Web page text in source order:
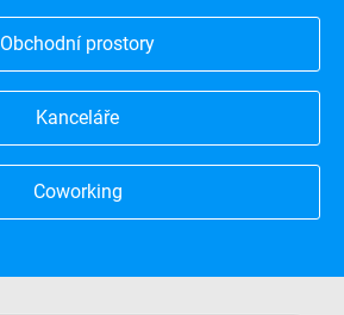
Obchodní prostory
Kanceláře
Coworking